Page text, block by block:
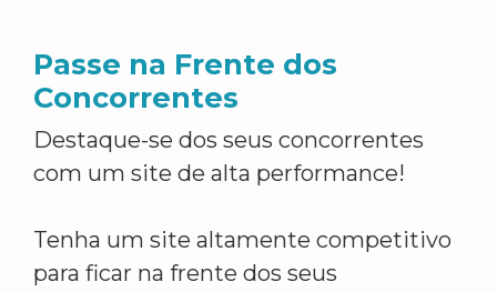
Passe na Frente dos
Concorrentes
Destaque-se dos seus concorrentes
com um site de alta performance!
Tenha um site altamente competitivo
para ficar na frente dos seus